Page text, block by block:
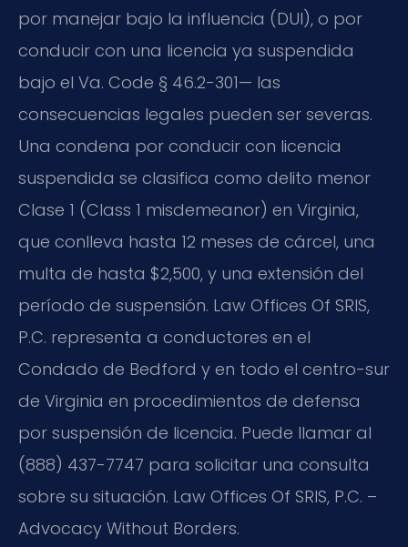
por manejar bajo la influencia (DUI), o por
conducir con una licencia ya suspendida
bajo el Va. Code § 46.2-301— las
consecuencias legales pueden ser severas.
Una condena por conducir con licencia
suspendida se clasifica como delito menor
Clase 1 (Class 1 misdemeanor) en Virginia,
que conlleva hasta 12 meses de cárcel, una
multa de hasta $2,500, y una extensión del
período de suspensión. Law Offices Of SRIS,
P.C. representa a conductores en el
Condado de Bedford y en todo el centro-sur
de Virginia en procedimientos de defensa
por suspensión de licencia. Puede llamar al
(888) 437-7747 para solicitar una consulta
sobre su situación. Law Offices Of SRIS, P.C. –
Advocacy Without Borders.